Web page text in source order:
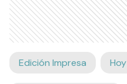
Edición Impresa Hoy